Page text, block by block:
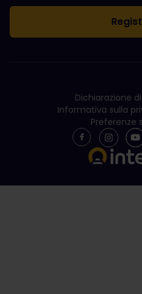
Dichiarazione
Informativa sulla
Preferenze